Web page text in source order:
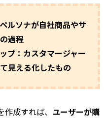
ルソナが自社商品やサ
過程
プ：カスタマージャー
見える化したもの
成すれば、 ユーザーが購